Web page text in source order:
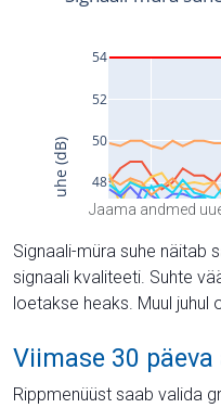
Jaama andmed
Signaali-müra suhe näitab
signaali kvaliteeti. Suhte
loetakse heaks. Muul juhul
Viimase 30
Rippmenüüst saab valida